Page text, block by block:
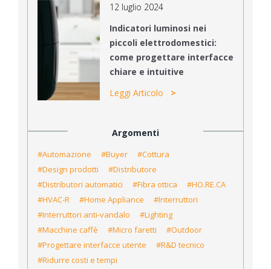
12 luglio 2024
Indicatori luminosi nei
piccoli elettrodomestici:
come progettare interfacce
chiare e intuitive
Leggi Articolo
Argomenti
#Automazione #Buyer
#Cottura
#Design prodotti
#Distributore
#Distributori automatici
#Fibra ottica
#HO.RE.CA
#HVAC-R
#Home Appliance
#Interruttori
#Interruttori anti-vandalo
#Lighting
#Macchine caffè
#Micro faretti
#Outdoor
#Progettare interfacce utente
#R&D tecnico
#Ridurre costi e tempi